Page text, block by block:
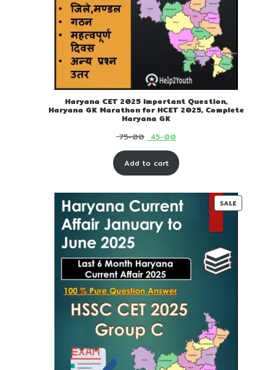
Haryana CET 2025 Important Question,
Haryana GK Marathon for HCET 2025, Complete
Haryana GK
75-00 Original
price
was:
45-00Current
price
is:
00.
Add to cart
SALE